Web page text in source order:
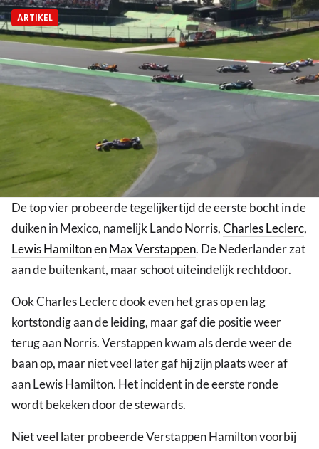
ARTIKEL
De top vier probeerde tegelijkertijd de eerste bocht in de
duiken in Mexico, namelijk Lando Norris,Charles Leclerc,
Lewis HamiltonenMax Verstappen. De Nederlander zat
aan de buitenkant, maar schoot uiteindelijk rechtdoor.
Ook Charles Leclerc dook even het gras op en lag
kortstondig aan de leiding, maar gaf die positie weer
terug aan Norris. Verstappen kwam als derde weer de
baan op, maar niet veel later gaf hij zijn plaats weer af
aan Lewis Hamilton. Het incident in de eerste ronde
wordt bekeken door de stewards.
Niet veel later probeerde Verstappen Hamilton voorbij